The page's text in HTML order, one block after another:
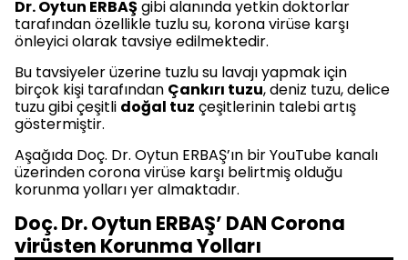
Dr. Oytun ERBAŞgibi alanında yetkin doktorlar
tarafından özellikle tuzlu su, korona virüse karşı
önleyici olarak tavsiye edilmektedir.
Bu tavsiyeler üzerine tuzlu su lavajı yapmak için
birçok kişi tarafından Çankırı tuzu, deniz tuzu, delice
tuzu gibi çeşitli doğal tuz çeşitlerinin talebi artış
göstermiştir.
Aşağıda Doç. Dr. Oytun ERBAŞ’ın bir YouTube kanalı
üzerinden corona virüse karşı belirtmiş olduğu
korunma yolları yer almaktadır.
Doç. Dr. Oytun ERBAŞ’ DAN Corona
virüsten Korunma Yolları